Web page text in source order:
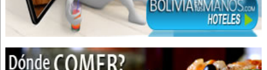
Medicina Alternativa
Salud Integral
Asociaciones
Asociaciones de Ex-alumnos